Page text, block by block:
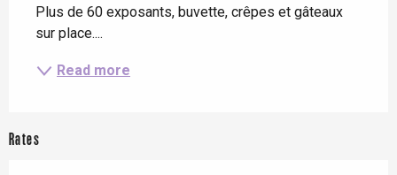
Plus de 60 exposants, buvette, crêpes et gâteaux
sur place....
Read more
Rates